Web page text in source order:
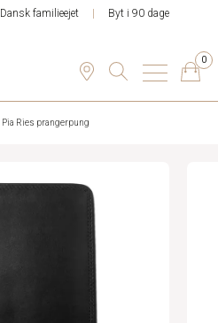
Dansk familieejet Byt i 90 dage
0
Pia Ries prangerpung